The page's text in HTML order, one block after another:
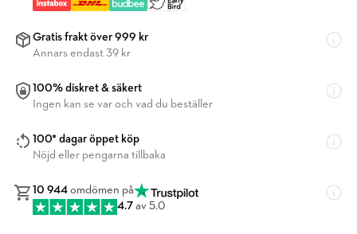
Gratis frakt över 999 kr
Annars endast 39 kr
100% diskret & säkert
Ingen kan se var och vad du beställer
100* dagar öppet köp
Nöjd eller pengarna tillbaka
10 944 omdömen på
4.7 av 5.0